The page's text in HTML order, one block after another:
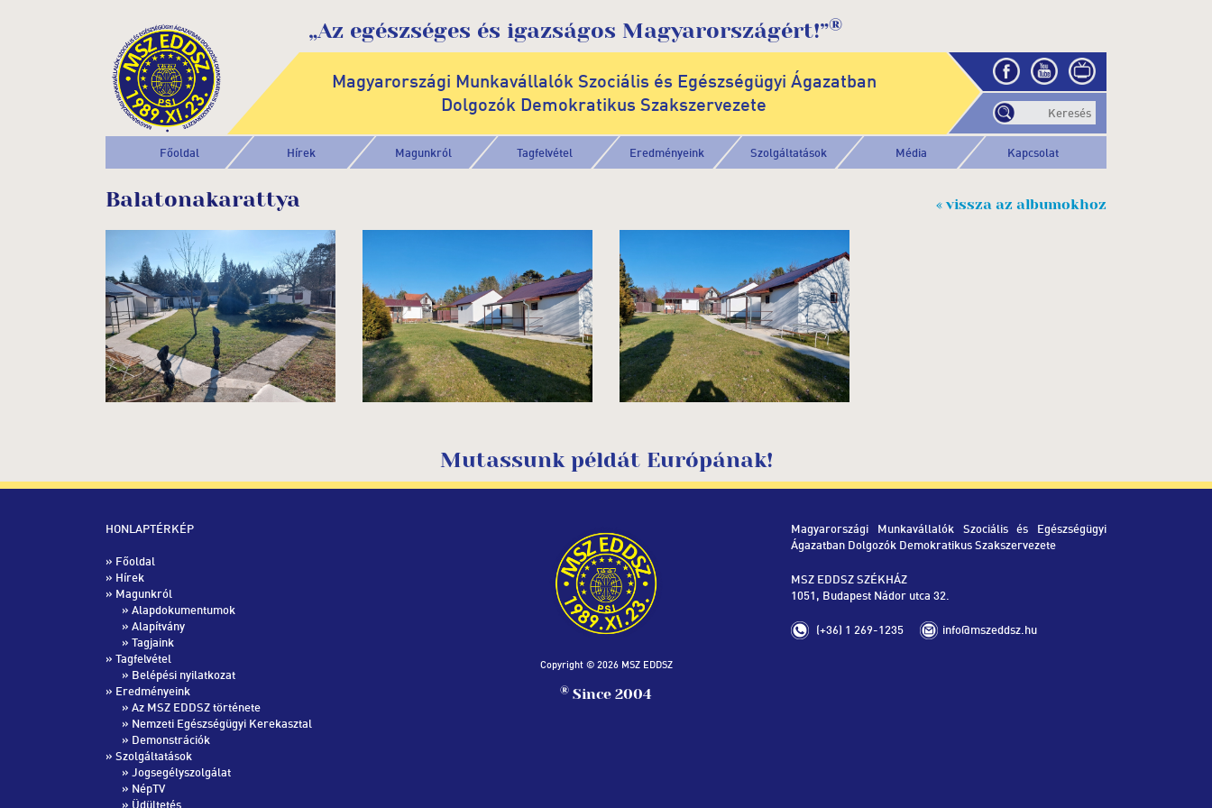
„Az egészséges és igazságos Magyarországért!”®
Magyarországi Munkavállalók Szociális és Egészségügyi Ágazatban
Dolgozók Demokratikus Szakszervezete
Főoldal Hírek Magunkról Tagfelvétel Eredményeink Szolgáltatások Média Kapcsolat
Balatonakarattya « vissza az albumokhoz
Mutassunk példát Európának!
HONLAPTÉRKÉP
» Főoldal
» Hírek
» Magunkról
» Alapdokumentumok
» Alapítvány
» Tagjaink
» Tagfelvétel
» Belépési nyilatkozat
» Eredményeink
» Az MSZ EDDSZ története
» Nemzeti Egészségügyi Kerekasztal
» Demonstrációk
» Szolgáltatások
» Jogsegélyszolgálat
» NépTV
» Üdültetés
Copyright © 2026 MSZ EDDSZ
® Since 2004
Magyarországi Munkavállalók Szociális és Egészségügyi
Ágazatban Dolgozók Demokratikus Szakszervezete
MSZ EDDSZ SZÉKHÁZ
1051, Budapest Nádor utca 32.
(+36) 1 269-1235 info@mszeddsz.hu